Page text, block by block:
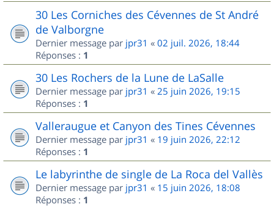
30 Les Corniches des Cévennes de St André
de Valborgne
Dernier message par jpr31 « 02 juil. 2026, 18:44
Réponses : 1
30 Les Rochers de la Lune de LaSalle
Dernier message par jpr31 « 25 juin 2026, 19:15
Réponses : 1
Valleraugue et Canyon des Tines Cévennes
Dernier message par jpr31 « 19 juin 2026, 22:12
Réponses : 1
Le labyrinthe de single de La Roca del Vallès
Dernier message par jpr31 « 15 juin 2026, 18:08
Réponses : 1